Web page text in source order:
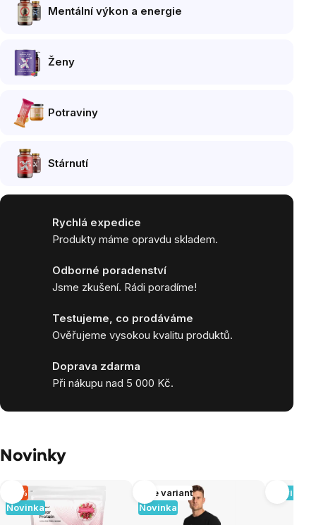
Mentální výkon a energie
Ženy
Potraviny
Stárnutí
Rychlá expedice
Produkty máme opravdu skladem.
Odborné poradenství
Jsme zkušení. Rádi poradíme!
Testujeme, co prodáváme
Ověřujeme vysokou kvalitu produktů.
Doprava zdarma
Při nákupu nad 5 000 Kč.
Novinky
Novinka
–5 %
Novinka
Více variant Novinka